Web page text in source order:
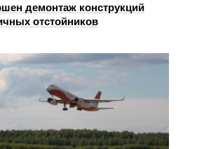
демонтаж конструкций
отстойников